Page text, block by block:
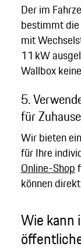
Der im
bestimmt
mit
11 kW
Wallbox
5.
für
Wir bieten
für Ihre
Online-Shop
können
Wie kann